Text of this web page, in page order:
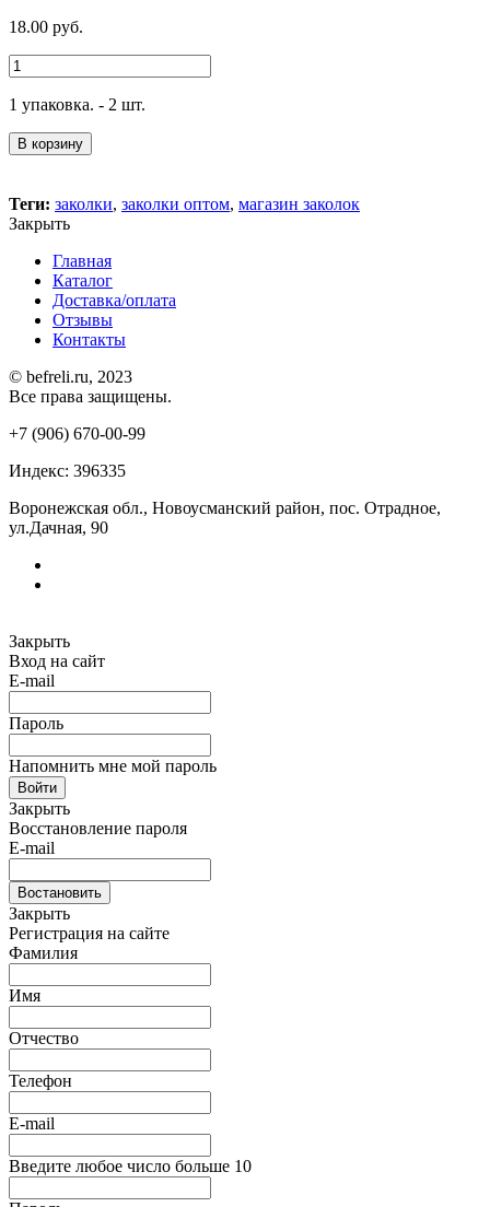
18.00 руб.
1 упаковка. - 2 шт.
В корзину
Теги: заколки, заколки оптом, магазин заколок
Закрыть
Главная
Каталог
Доставка/оплата
Отзывы
Контакты
© befreli.ru, 2023
Все права защищены.
+7 (906) 670-00-99
Индекс: 396335
Воронежская обл., Новоусманский район, пос. Отрадное,
ул.Дачная, 90
Закрыть
Вход на сайт
E-mail
Пароль
Напомнить мне мой пароль
Войти
Закрыть
Восстановление пароля
E-mail
Востановить
Закрыть
Регистрация на сайте
Фамилия
Имя
Отчество
Телефон
E-mail
Введите любое число больше 10